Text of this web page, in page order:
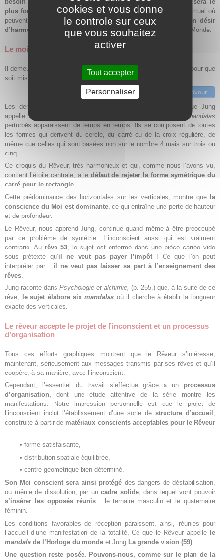
besoin conscient du Rêveur d’une représentation abstraite sera le
plus fort.
C’est un centre géométrique et vide, mais aussi lieu virtuel où
peuvent se rencontrer une infinité de lignes, quicomblera son désir
d’harmonie
quand se produira la vision de la Grande Horloge du Monde.
Le moi est encore trop dominant
Il demeure encore quelques questions de symétrie à résoudre
pour que
soit mise en place une distribution spatiale équilibrée.
Voir les rêves de la série du rêveur
Les derniers problèmes à ce sujet sont engendrés par ce que Jung
appelle le
mandalas
perturbés apparaissent de temps en temps. Ils se composent de toutes
les formes qui dérivent du cercle, du carré ou de la croix régulière, de
même que celles qui sont basées non sur le nombre 4 mais sur trois ou
cinq.
Ce croquis du Rêveur, très harmonieux et qui, comme nous l’avons vu,
contient l’étoile centrale, a le défaut de rejeter la forme symétrique du
carré pour le rectangle.
Cette prédominance des horizontales sur les verticales, montre que
la
conscience du Moi est dominante, ce qui entraîne une perte de hauteur
et de profondeur.
Le Rêveur, nous apprend Jung, continue quand même à être préoccupé
par ce problème de symétrie. L’inconscient aussi qui est vraiment
contrarié. Au rêve 53 , le sujet est enfermé dans une pièce carrée vide
sous prétexte qu’il ne veut pas payer l’impôt! Ce que l’on peut
interpréter par : il ne veut pas laisser sa part à l’enseignement des
rêves
Jung raconte dansPsychologie et alchimie, (p. 255.) que, à la suite de ce
rêve, le sujet élabore six mandalasoù il cherche à établir la longueur
exacte des verticales.
Le rêveur accepte le projet de l’inconscient et un processus
d’organisation
Tous ces efforts graphiques montrent que le Rêveur s’intéresse,
maintenant, sérieusement aux messages transmis par ses rêves et qu’il
coopère, à sa manière, avec l’inconscient.
Cependant, l’essentiel du travail s’effectue grâce à un processus
d’organisation, dont une étude attentive de la série montre les
manifestations. Notre impression personnelle est que le projet de
l’inconscient inclut l’établissement d’une sorte de structure d’accueil ,
construite à partir de matériaux conscients acceptables pour le Rêveur
:
• forme satisfaisante,
• distribution spatiale équilibrée,
• centre géométrique bien déterminé.
Son Moi conscient sera ainsi protégé des dangers de déstabilisation,
ou même de dissolution, par uncadre solide, dans lequel vont pouvoir
s’insérer les opposés réunis : le ternaire masculin et le quaternaire
féminin.
Les conditions favorables de réception paraissent, ainsi, réunies pour
l’accueil d’une manifestation de la totalité, Ce que le Rêveur appelle le
mandala de l’Horloge du monde et Jung La grande vision (59)
Une question reste posée. Pouvons-nous, comme sur le plan de la
cookies et vous donne
le controle sur ceux
que vous souhaitez
activer
Tout accepter
Personnaliser